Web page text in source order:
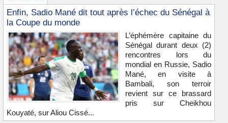
Enfin, Sadio Mané dit tout après l’échec du Sénégal à
la Coupe du monde
L’éphémère capitaine du
Sénégal durant deux (2)
rencontres lors du
mondial en Russie, Sadio
Mané, en visite à
Bambali, son terroir
revient sur ce brassard
pris sur Cheikhou
Kouyaté, sur Aliou Cissé...